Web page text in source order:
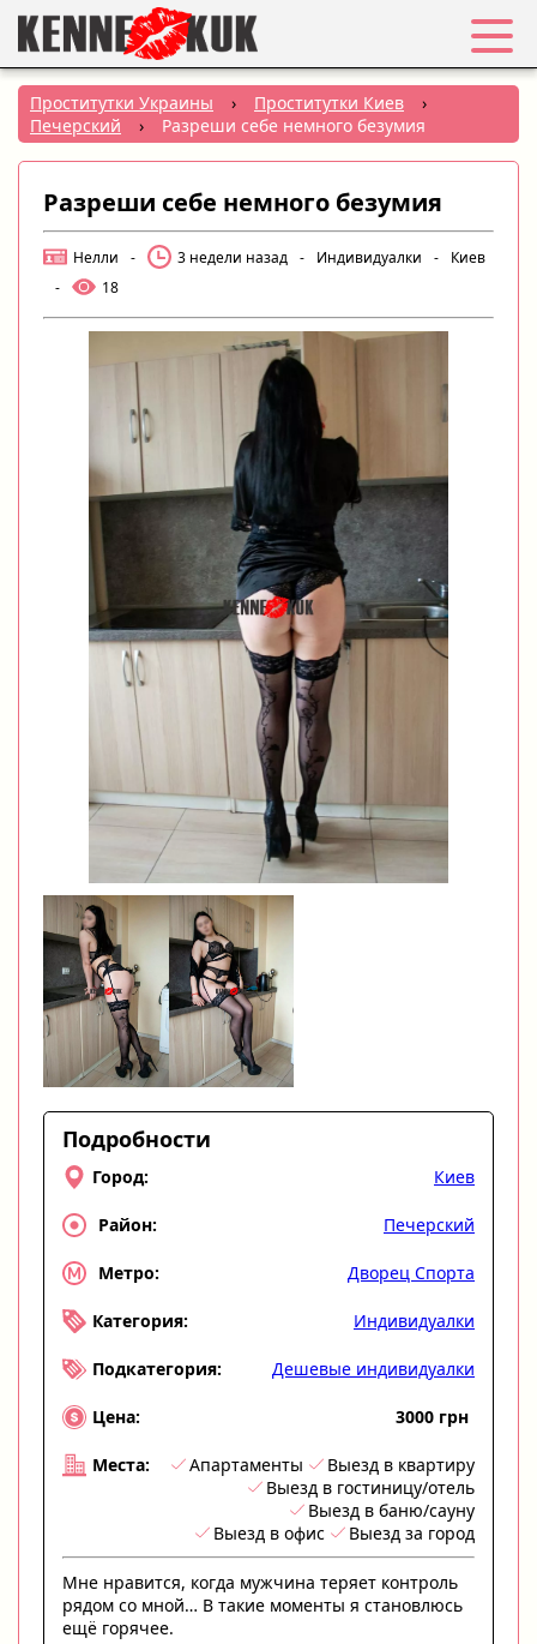
Избранное
Вход
Регистрация
Города:
РУС|
УКР
Создать объявление
Проститутки Украины › Проститутки Киев
›
Печерский
› Разреши себе немного безумия
Разреши себе немного безумия
Нелли - 3 недели назад - Индивидуалки -
Киев
-
18
Подробности
Город: Киев
Район: Печерский
Метро: Дворец Спорта
Категория: Индивидуалки
Подкатегория: Дешевые индивидуалки
Цена: 3000 грн
Места: Апартаменты
Выезд в квартиру
Выезд в гостиницу/отель
Выезд в баню/сауну
Выезд в офис
Выезд за город
Мне нравится, когда мужчина теряет контроль
рядом со мной… В такие моменты я становлюсь
ещё горячее.